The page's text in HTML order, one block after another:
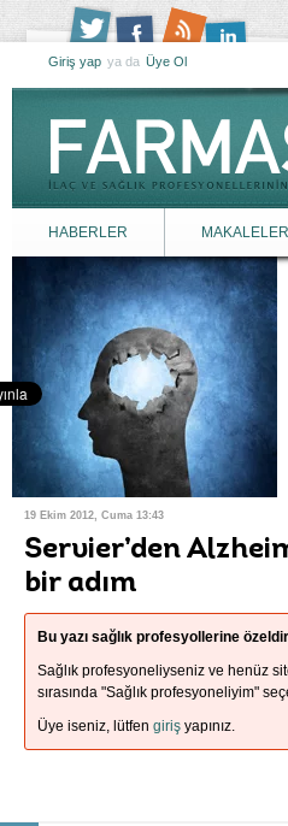
Giriş yap ya da Üye Ol
HABERLER MAKALELER
19 Ekim 2012, Cuma 13:43
Servier’den
bir adım
Bu yazı sağlık profesyollerine
Sağlık profesyoneliyseniz ve henüz
sırasında "Sağlık profesyoneliyim"
Üye iseniz, lütfen giriş yapınız.